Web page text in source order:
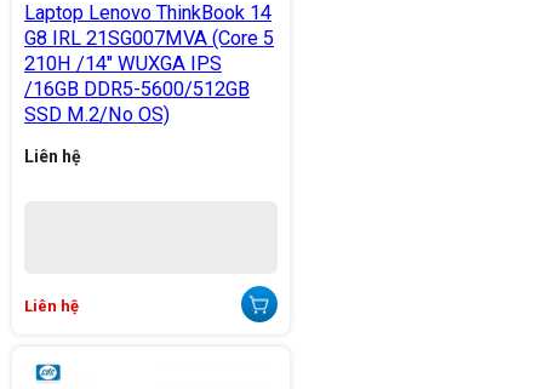
Laptop Lenovo ThinkBook 14
G8 IRL 21SG007MVA (Core 5
210H /14" WUXGA IPS
/16GB DDR5-5600/512GB
SSD M.2/No OS)
Liên hệ
Liên hệ